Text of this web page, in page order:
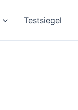
Testsiegel